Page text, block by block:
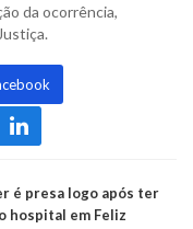
da ocorrência,
é presa logo após ter
hospital em Feliz